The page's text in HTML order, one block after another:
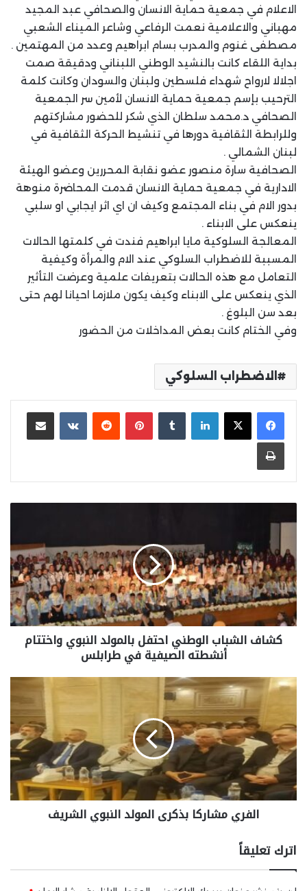
الاعلام في جمعية حماية الانسان والصحافي عبد المجيد
مهباني والاعلامية نعمت الرفاعي وشاعر الميناء الشعبي
مصطفى غنوم والمدرب بسام ابراهيم وعدد من المهتمين .
بداية اللقاء كانت بالنشيد الوطني اللبناني ودقيقة صمت
اجلالا لارواح شهداء فلسطين ولبنان والسودان وكانت كلمة
الترحيب بإسم جمعية حماية الانسان لأمين سر الجمعية
الصحافي د.محمد سلطان الذي شكر للحضور مشاركتهم
وللرابطة الثقافية دورها في تنشيط الحركة الثقافية في
لبنان الشمالي .
الصحافية سارة منصور عضو نقابة المحررين وعضو الهيئة
الادارية في جمعية حماية الانسان قدمت المحاضرة منوهة
بدور الام في بناء المجتمع وكيف ان اي اثر ايجابي او سلبي
ينعكس على الابناء .
المعالجة السلوكية مايا ابراهيم فندت في كلمتها الحالات
المسببة للاضطراب السلوكي عند الام والمرأة وكيفية
التعامل مع هذه الحالات بتعريفات علمية وعرضت التأثير
الذي ينعكس على الابناء وكيف يكون ملازما احيانا لهم حتى
بعد سن البلوغ .
وفي الختام كانت بعض المداخلات من الحضور
الاضطراب السلوكي
لينكدإن بينتيريست مشاركة عبر البريد
طباعة
كشاف الشباب الوطني احتفل بالمولد النبوي واختتام
أنشطته الصيفية في طرابلس
الفري مشاركا بذكرى المولد النبوي الشريف
اترك تعليقاً